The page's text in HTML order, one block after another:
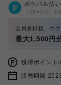
ポケパル払
（1P=1円）※
会員登録後、ポ
最大1,500円
獲得ポイント
販売期間